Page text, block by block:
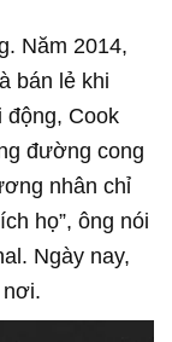
Năm 2014,
bán lẻ khi
động, Cook
đường cong
nhân chỉ
họ”, ông nói
Ngày nay,